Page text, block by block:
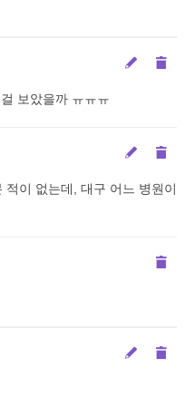
보았을까 ㅠㅠㅠ
이 없는데, 대구 어느 병원이